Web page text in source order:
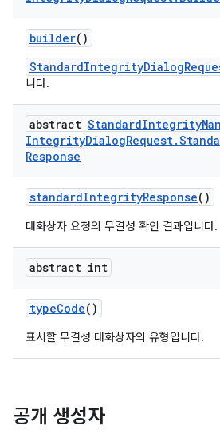
builder()
니다.
abstract StandardIntegrity
IntegrityDialogRequest.
Response
standardIntegrityResponse()
대화상자 요청의 무결성 확인 결과입니다.
abstract int
typeCode()
표시할 무결성 대화상자의 유형입니다.
공개 생성자